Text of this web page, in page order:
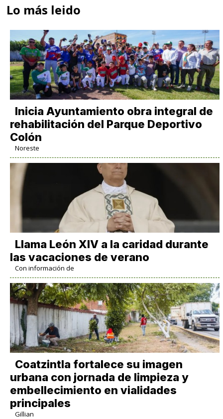
Lo más leido
Inicia Ayuntamiento obra integral de
rehabilitación del Parque Deportivo
Colón
Noreste
Llama León XIV a la caridad durante
las vacaciones de verano
Con información de
Coatzintla fortalece su imagen
urbana con jornada de limpieza y
embellecimiento en vialidades
principales
Gillian